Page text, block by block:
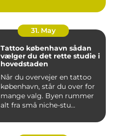
31. May
Tattoo københavn sådan
vælger du det rette studie i
hovedstaden
Når du overvejer en tattoo
københavn, står du over for
mange valg. Byen rummer
alt fra små niche-stu...